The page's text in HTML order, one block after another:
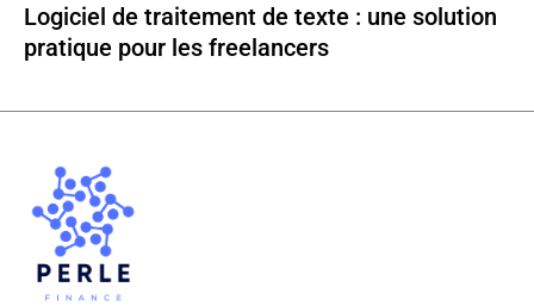
Logiciel de traitement de texte : une solution
pratique pour les freelancers